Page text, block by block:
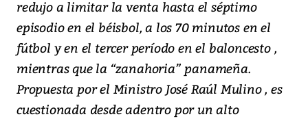
redujo a limitar la venta hasta el séptimo
episodio en el béisbol, a los 70 minutos en el
fútbol y en el tercer período en el baloncesto ,
mientras que la “zanahoria” panameña.
Propuesta por el Ministro José Raúl Mulino , es
cuestionada desde adentro por un alto